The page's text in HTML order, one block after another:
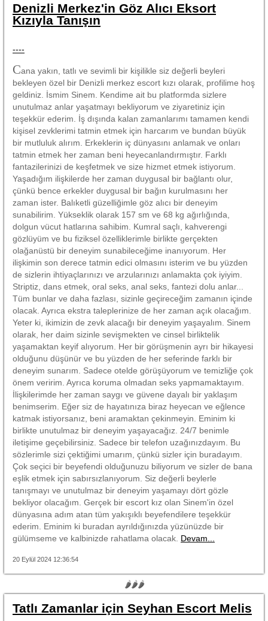
Denizli Merkez'in Göz Alıcı Eksort
Kızıyla Tanışın
----
Cana yakın, tatlı ve sevimli bir kişilikle siz değerli beyleri
bekleyen özel bir Denizli merkez escort kızı olarak, profilime hoş
geldiniz. İsmim Sinem. Kendime ait bu platformda sizlere
unutulmaz anlar yaşatmayı bekliyorum ve ziyaretiniz için
teşekkür ederim. İş dışında kalan zamanlarımı tamamen kendi
kişisel zevklerimi tatmin etmek için harcarım ve bundan büyük
bir mutluluk alırım. Erkeklerin iç dünyasını anlamak ve onları
tatmin etmek her zaman beni heyecanlandırmıştır. Farklı
fantazilerinizi de keşfetmek ve size hizmet etmek istiyorum.
Yaşadığım ilişkilerde her zaman duygusal bir bağlantı olur,
çünkü bence erkekler duygusal bir bağın kurulmasını her
zaman ister. Balıketli güzelliğimle göz alıcı bir deneyim
sunabilirim. Yükseklik olarak 157 sm ve 68 kg ağırlığında,
dolgun vücut hatlarına sahibim. Kumral saçlı, kahverengi
gözlüyüm ve bu fiziksel özelliklerimle birlikte gerçekten
olağanüstü bir deneyim sunabileceğime inanıyorum. Her
ilişkimin son derece tatmin edici olmasını isterim ve bu yüzden
de sizlerin ihtiyaçlarınızı ve arzularınızı anlamakta çok iyiyim.
Striptiz, dans etmek, oral seks, anal seks, fantezi dolu anlar...
Tüm bunlar ve daha fazlası, sizinle geçireceğim zamanın içinde
olacak. Ayrıca ekstra taleplerinize de her zaman açık olacağım.
Yeter ki, ikimizin de zevk alacağı bir deneyim yaşayalım. Sinem
olarak, her daim sizinle sevişmekten ve cinsel birliktelik
yaşamaktan keyif alıyorum. Her bir görüşmenin ayrı bir hikayesi
olduğunu düşünür ve bu yüzden de her seferinde farklı bir
deneyim sunarım. Sadece otelde görüşüyorum ve temizliğe çok
önem veririm. Ayrıca koruma olmadan seks yapmamaktayım.
İlişkilerimde her zaman saygı ve güvene dayalı bir yaklaşım
benimserim. Eğer siz de hayatınıza biraz heyecan ve eğlence
katmak istiyorsanız, beni aramaktan çekinmeyin. Eminim ki
birlikte unutulmaz bir deneyim yaşayacağız. 24/7 benimle
iletişime geçebilirsiniz. Sadece bir telefon uzağınızdayım. Bu
sözlerimle sizi çektiğimi umarım, çünkü sizler için buradayım.
Çok seçici bir beyefendi olduğunuzu biliyorum ve sizler de bana
eşlik etmek için sabırsızlanıyorum. Siz değerli beylerle
tanışmayı ve unutulmaz bir deneyim yaşamayı dört gözle
bekliyor olacağım. Gerçek bir escort kız olan Sinem'in özel
dünyasına adım atan tüm yakışıklı beyefendilere teşekkür
ederim. Eminim ki buradan ayrıldığınızda yüzünüzde bir
gülümseme ve kalbinizde rahatlama olacak. Devam...
20 Eylül 2024 12:36:54
🌶🌶🌶
Tatlı Zamanlar için Seyhan Escort Melis